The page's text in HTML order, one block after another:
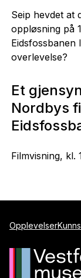
Seip hevdet at
oppløsning på
Eidsfossbanen
overlevelse?
Et
Nordbys
Filmvisning, kl.
Opplevelser